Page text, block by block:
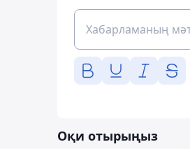
Оқи отырыңыз